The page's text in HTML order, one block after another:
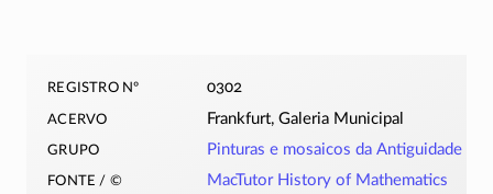
registro nº 0302
acervo Frankfurt, Galeria Municipal
grupo Pinturas e mosaicos da Antiguidade
fonte / © MacTutor History of Mathematics